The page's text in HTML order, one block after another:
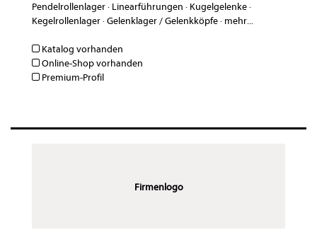
Pendelrollenlager· Linearführungen · Kugelgelenke·
Kegelrollenlager·Gelenklager / Gelenkköpfe· mehr...
Katalog vorhanden
Online-Shop vorhanden
Premium-Profil
Firmenlogo